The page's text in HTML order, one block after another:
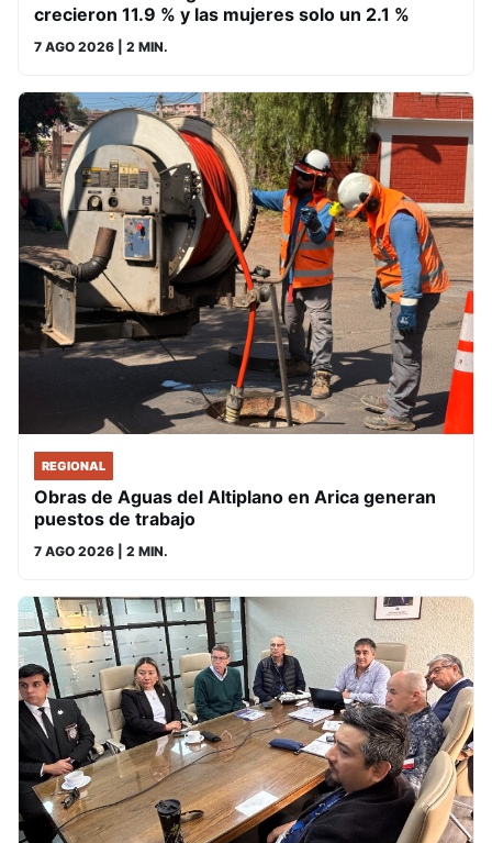
crecieron 11.9 % y las mujeres solo un 2.1 %
7 AGO 2026 | 2 MIN.
REGIONAL
Obras de Aguas del Altiplano en Arica generan
puestos de trabajo
7 AGO 2026 | 2 MIN.